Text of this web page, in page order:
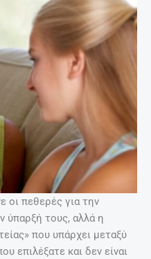
οι πεθερές για την
ύπαρξή τους, αλλά η
που υπάρχει μεταξύ
επιλέξατε και δεν είναι